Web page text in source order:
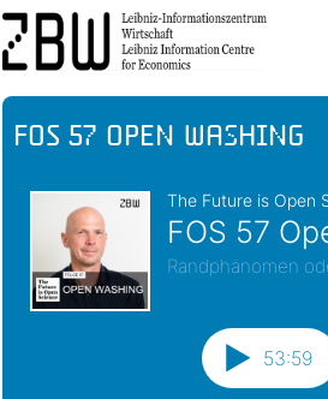
FOS 57 Open Washing